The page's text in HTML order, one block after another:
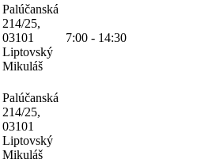
Palúčanská
214/25,
03101
Liptovský
Mikuláš
7:00 - 14:30
Palúčanská
214/25,
03101
Liptovský
Mikuláš